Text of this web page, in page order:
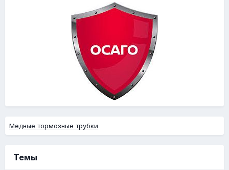
Медные тормозные трубки
Темы